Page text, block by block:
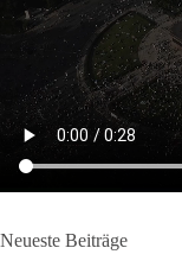
Sachsen-Anhalt
Wirtschaft,
werden nicht kleiner,
und erst danach auf
🟩🟩🟦🟦🟥🟥🟧🟧
und den Menschen
Neueste Beiträge